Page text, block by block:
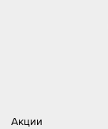
Акции